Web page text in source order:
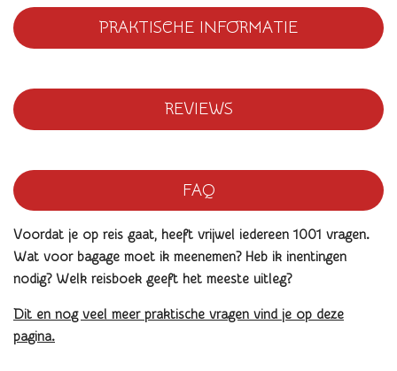
PRAKTISCHE INFORMATIE
REVIEWS
FAQ
Voordat je op reis gaat, heeft vrijwel iedereen 1001 vragen.
Wat voor bagage moet ik meenemen? Heb ik inentingen
nodig? Welk reisboek geeft het meeste uitleg?
Dit en nog veel meer praktische vragen vind je op deze
pagina.